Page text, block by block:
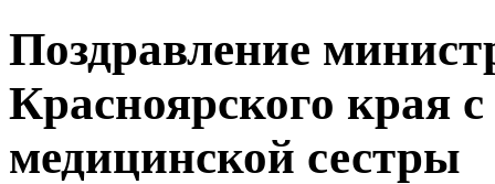
Поздравление
Красноярского края
медицинской сестры